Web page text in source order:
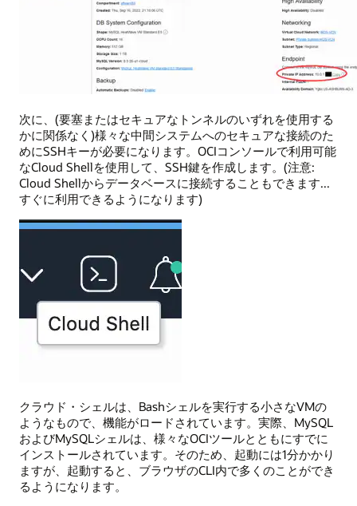
次に、(要塞またはセキュアなトンネルのいずれを使用する
かに関係なく)様々な中間システムへのセキュアな接続のた
めにSSHキーが必要になります。OCIコンソールで利用可能
なCloud Shellを使用して、SSH鍵を作成します。(注意:
Cloud Shellからデータベースに接続することもできます...
すぐに利用できるようになります)
クラウド・シェルは、Bashシェルを実行する小さなVMの
ようなもので、機能がロードされています。実際、MySQL
およびMySQLシェルは、様々なOCIツールとともにすでに
インストールされています。そのため、起動には1分かかり
ますが、起動すると、ブラウザのCLI内で多くのことができ
るようになります。